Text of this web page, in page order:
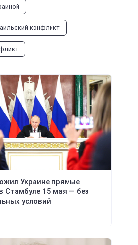
конфликт
Украине прямые
Стамбуле 15 мая — без
условий